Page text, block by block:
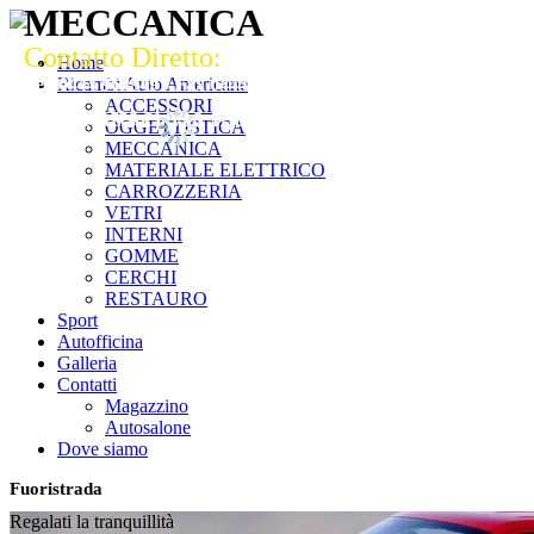
Home
Ricambi Auto Americane
ACCESSORI
OGGETTISTICA
MECCANICA
MATERIALE ELETTRICO
CARROZZERIA
VETRI
INTERNI
GOMME
CERCHI
RESTAURO
Sport
Autofficina
Galleria
Contatti
Magazzino
Autosalone
Dove siamo
Fuoristrada
Regalati la tranquillità
MECCANICA
Contatto Diretto:
Tel. 0444 964949 - Fax 0444 569430
Contattaci via mail!